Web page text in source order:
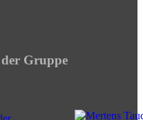
Gruppe